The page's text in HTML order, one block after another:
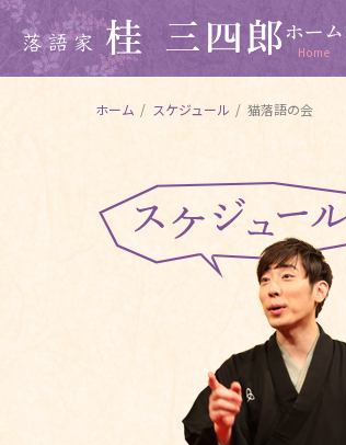
ホーム
Home
ホーム / スケジュール / 猫落語の会